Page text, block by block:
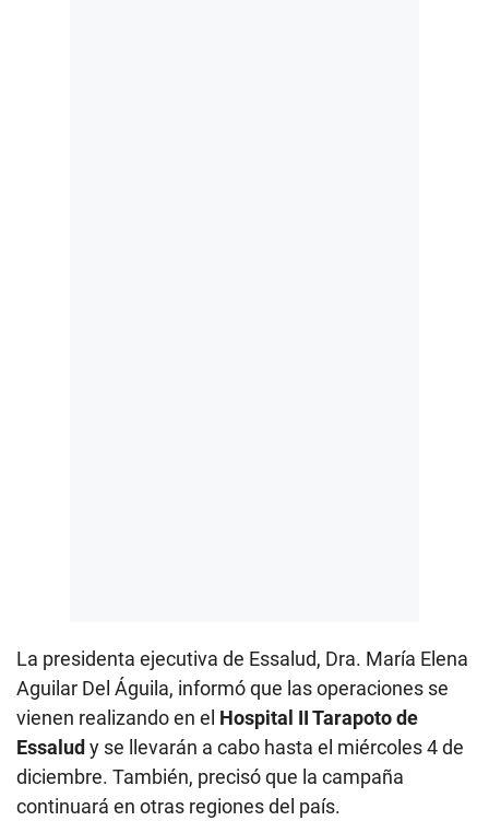
La presidenta ejecutiva de Essalud, Dra. María Elena
Aguilar Del Águila, informó que las operaciones se
vienen realizando en el Hospital II Tarapoto de
Essalud y se llevarán a cabo hasta el miércoles 4 de
diciembre. También, precisó que la campaña
continuará en otras regiones del país.